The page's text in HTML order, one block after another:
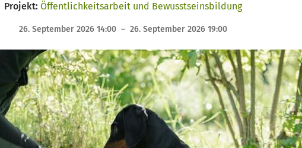
Projekt: Öffentlichkeitsarbeit und Bewusstseinsbildung
26. September 2026 14:00 – 26. September 2026 19:00